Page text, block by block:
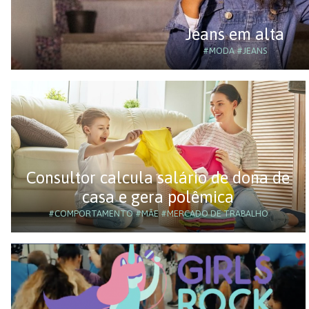
Jeans em alta
#MODA#JEANS
Consultor calcula salário de dona de
casa e gera polêmica
#COMPORTAMENTO#MÃE#MERCADO DE TRABALHO